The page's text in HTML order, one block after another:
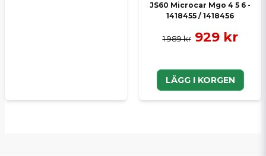
JS60 Microcar Mgo 4 5 6 -
1418455 / 1418456
1 989 kr 929 kr
LÄGG I KORGEN